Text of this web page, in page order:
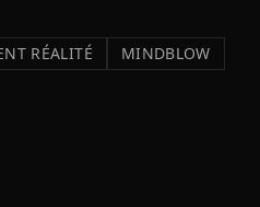
RÉALITÉ
MINDBLOW